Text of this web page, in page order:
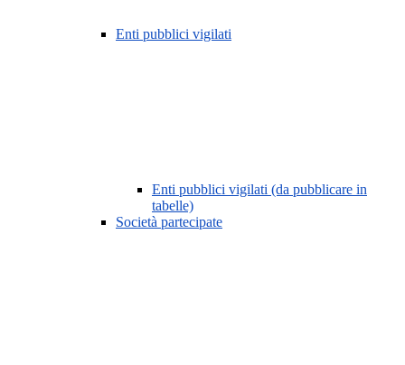
Enti pubblici vigilati
Enti pubblici vigilati (da pubblicare in
tabelle)
Società partecipate